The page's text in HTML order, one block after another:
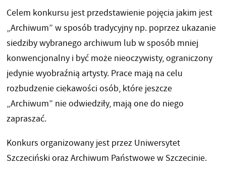
Celem konkursu jest przedstawienie pojęcia jakim jest
„Archiwum” w sposób tradycyjny np. poprzez ukazanie
siedziby wybranego archiwum lub w sposób mniej
konwencjonalny i być może nieoczywisty, ograniczony
jedynie wyobraźnią artysty. Prace mają na celu
rozbudzenie ciekawości osób, które jeszcze
„Archiwum” nie odwiedziły, mają one do niego
zapraszać.
Konkurs organizowany jest przez Uniwersytet
Szczeciński oraz Archiwum Państwowe w Szczecinie.